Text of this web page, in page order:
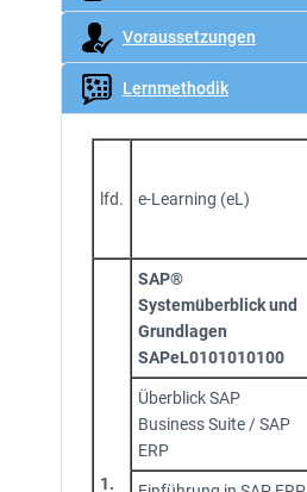
Voraussetzungen
Lernmethodik
lfd. e-Learning (eL)
1.
SAP®
Systemüberblick und
Grundlagen
SAPeL0101010100
Überblick SAP
Business Suite / SAP
ERP